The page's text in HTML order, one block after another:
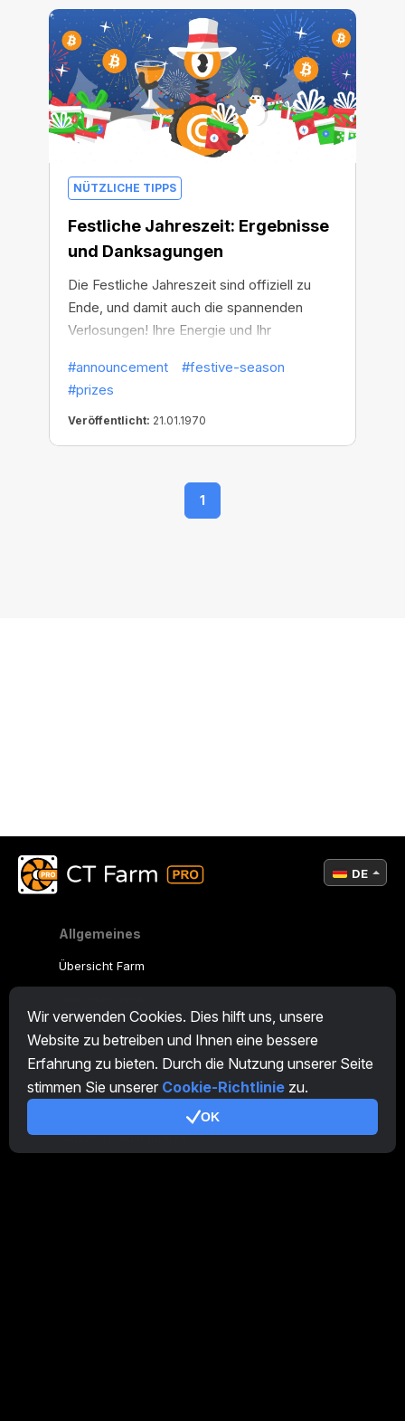
NÜTZLICHE TIPPS
Festliche Jahreszeit: Ergebnisse
und Danksagungen
Die Festliche Jahreszeit sind offiziell zu
Ende, und damit auch die spannenden
Verlosungen! Ihre Energie und Ihr
unvergesslich gemacht.
#announcement
#festive-season
#prizes
Veröffentlicht: 21.01.1970
1
Wir verwenden Cookies. Dies hilft uns, unsere
Website zu betreiben und Ihnen eine bessere
Erfahrung zu bieten. Durch die Nutzung unserer Seite
stimmen Sie unserer Cookie-Richtlinie zu.
OK
Allgemeines
Übersicht Farm
CryptoTab
Partnerprogramm
Nutzungsbedingungen
DE